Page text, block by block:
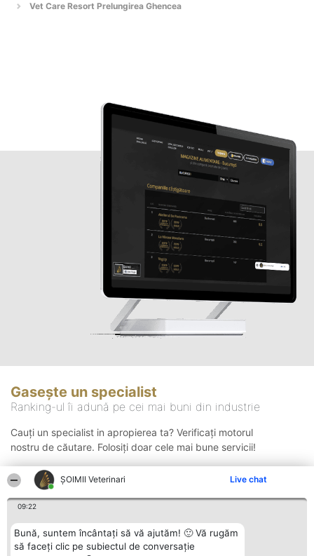
ȘOIMII Veterinari Live chat
09:22
Bună, suntem încântați să vă ajutăm! 🙂 Vă rugăm
să faceți clic pe subiectul de conversație
Vet Care Resort Prelungirea Ghencea
Gasește un specialist
Ranking-ul îi adună pe cei mai buni din industrie
Cauți un specialist in apropierea ta? Verificați motorul
nostru de căutare. Folosiți doar cele mai bune servicii!